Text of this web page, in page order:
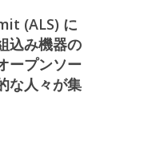
(ALS) に
込み機器の
ープンソー
な人々が集